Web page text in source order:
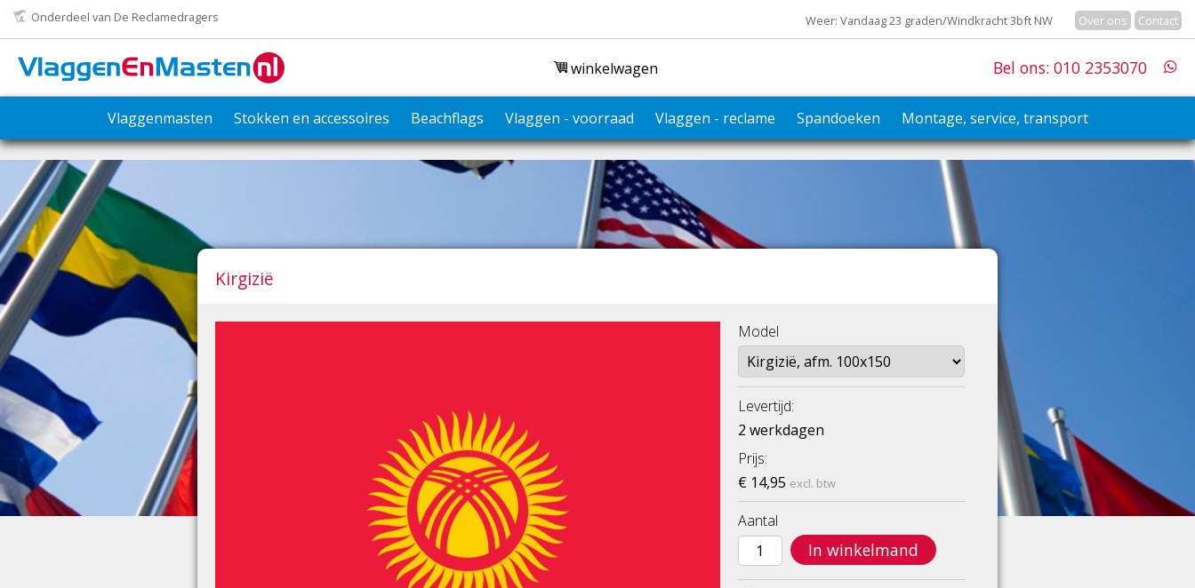
Onderdeel van De Reclamedragers Weer: Vandaag 23 graden/Windkracht 3bft NW Over ons Contact
winkelwagen Bel ons: 010 2353070
Vlaggenmasten Stokken en accessoires Beachflags Vlaggen - voorraad Vlaggen - reclame Spandoeken Montage, service, transport
Kirgizië
Model
Levertijd:
2 werkdagen
Prijs:
€ 14,95 excl. btw
Aantal
In winkelmand